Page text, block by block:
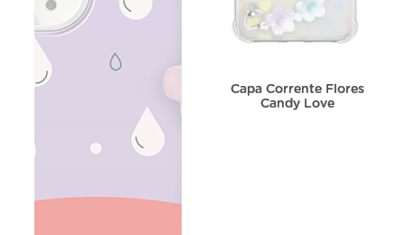
Capa Corrente Flores
Candy Love